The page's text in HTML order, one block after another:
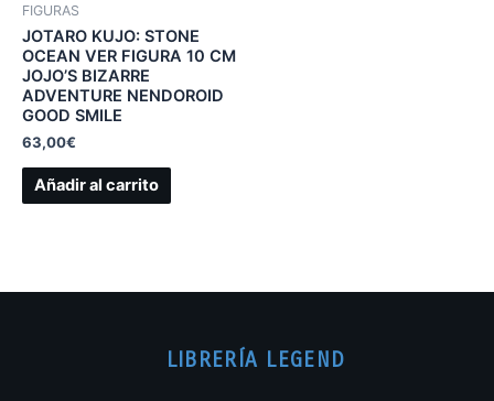
FIGURAS
JOTARO KUJO: STONE
OCEAN VER FIGURA 10 CM
JOJO’S BIZARRE
ADVENTURE NENDOROID
GOOD SMILE
63,00€
Añadir al carrito
LIBRERÍA LEGEND